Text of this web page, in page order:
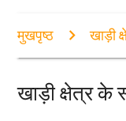
मुखपृष्ठ खाड़ी
खाड़ी क्षेत्र